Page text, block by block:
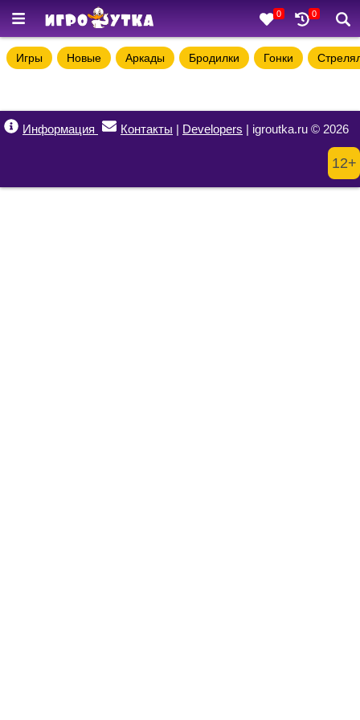
0 0
Игры Новые Аркады Бродилки Гонки
Информация Контакты | Developers | igroutka.ru © 2026
12+